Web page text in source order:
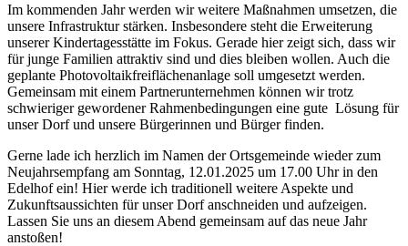
Im kommenden Jahr werden wir weitere Maßnahmen umsetzen, die
unsere Infrastruktur stärken. Insbesondere steht die Erweiterung
unserer Kindertagesstätte im Fokus. Gerade hier zeigt sich, dass wir
für junge Familien attraktiv sind und dies bleiben wollen. Auch die
geplante Photovoltaikfreiflächenanlage soll umgesetzt werden.
Gemeinsam mit einem Partnerunternehmen können wir trotz
schwieriger gewordener Rahmenbedingungen eine gute Lösung für
unser Dorf und unsere Bürgerinnen und Bürger finden.
Gerne lade ich herzlich im Namen der Ortsgemeinde wieder zum
Neujahrsempfang am Sonntag, 12.01.2025 um 17.00 Uhr in den
Edelhof ein! Hier werde ich traditionell weitere Aspekte und
Zukunftsaussichten für unser Dorf anschneiden und aufzeigen.
Lassen Sie uns an diesem Abend gemeinsam auf das neue Jahr
anstoßen!